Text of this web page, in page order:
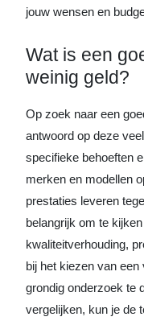
jouw wensen en
Wat is een
weinig geld?
Op zoek naar een
antwoord op deze
specifieke behoeften
merken en modellen
prestaties leveren
belangrijk om te
kwaliteitverhouding,
bij het kiezen van
grondig onderzoek te
vergelijken, kun je de